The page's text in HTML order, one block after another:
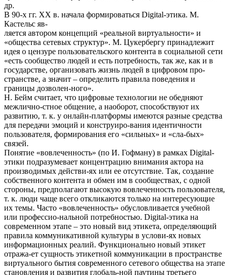
др.
В 90-х гг. XX в. начала формироваться Digital-этика. М.
Кастельс яв-
ляется автором концепций «реальной виртуальности» и
«общества сетевых структур». М. Цукербергу принадлежит
идея о цензуре пользовательского контента в социальной сети
«есть сообщество людей и есть потребность, так же, как и в
государстве, организовать жизнь людей в цифровом про-
странстве, а значит – определить правила поведения и
границы дозволен-ного».
Н. Бейм считает, что цифровые технологии не обедняют
межлично-стное общение, а наоборот, способствуют их
развитию, т. к. у онлайн-платформы имеются разные средства
для передачи эмоций и конструиро-вания идентичности
пользователя, формирования его «сильных» и «сла-бых»
связей.
Понятие «вовлеченность» (по И. Гофману) в рамках Digital-
этики подразумевает концентрацию внимания актора на
производимых действи-ях или ее отсутствие. Так, создание
собственного контента и обмен им в сообществах, с одной
стороны, предполагают высокую вовлеченность пользователя,
т. к. люди чаще всего откликаются только на интересующие
их темы. Часто «вовлеченность» обусловливается учебной
или профессио-нальной потребностью. Digital-этика на
современном этапе – это новый вид этикета, определяющий
правила коммуникативной культуры в услови-ях новых
информационных реалий. Функционально новый этикет
отража-ет сущность этикетной коммуникации в пространстве
виртуального бытия современного сетевого общества на этапе
становления и развития глобаль-ной паутины третьего